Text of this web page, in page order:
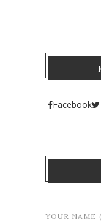
Facebook
YOUR NAME